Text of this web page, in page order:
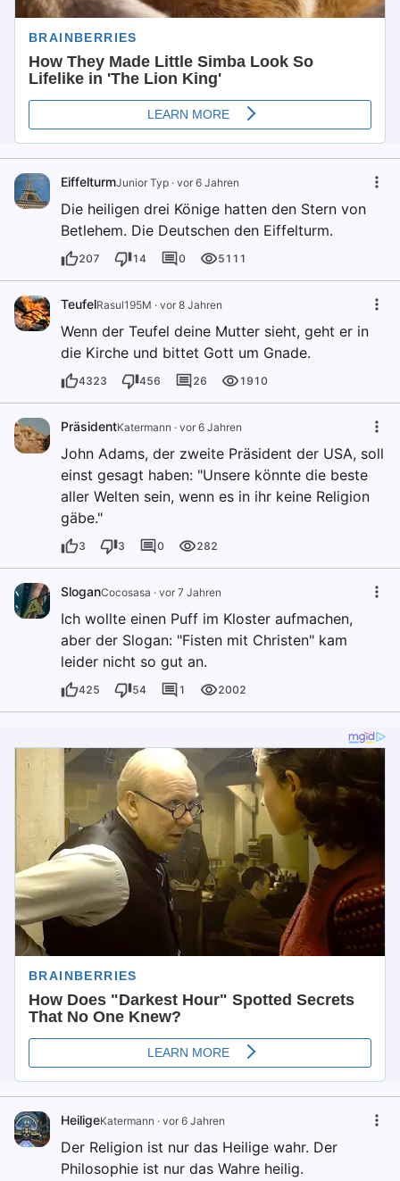
EiffelturmJunior Typ · vor 6 Jahren
Die heiligen drei Könige hatten den Stern von
Betlehem. Die Deutschen den Eiffelturm.
207 14 0 5111
TeufelRasul195M · vor 8 Jahren
Wenn der Teufel deine Mutter sieht, geht er in
die Kirche und bittet Gott um Gnade.
4323 456 26 1910
PräsidentKatermann · vor 6 Jahren
John Adams, der zweite Präsident der USA, soll
einst gesagt haben: "Unsere könnte die beste
aller Welten sein, wenn es in ihr keine Religion
gäbe."
3 3 0 282
SloganCocosasa · vor 7 Jahren
Ich wollte einen Puff im Kloster aufmachen,
aber der Slogan: "Fisten mit Christen" kam
leider nicht so gut an.
425 54 1 2002
HeiligeKatermann · vor 6 Jahren
Der Religion ist nur das Heilige wahr. Der
Philosophie ist nur das Wahre heilig.